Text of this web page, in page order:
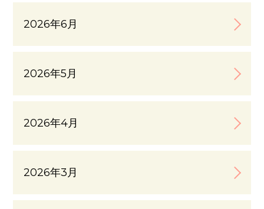
2026年6月
2026年5月
2026年4月
2026年3月